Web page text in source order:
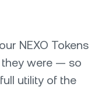
NEXO Tokens
they were — so
utility of the